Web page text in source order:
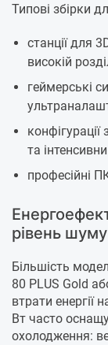
Типові збірки
станції для
високій
геймерські
та
професійні
рівень шуму
Більшість
80 PLUS Gold
втрати енергії
Вт часто
охолодження: